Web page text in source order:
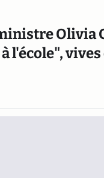
Olivia
l'école",